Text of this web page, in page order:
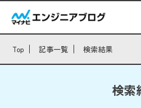
Top 記事一覧 検索結果
検索